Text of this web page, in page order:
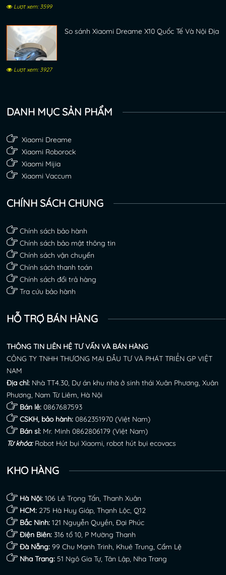
Lượt xem: 3599
So sánh Xiaomi Dreame X10 Quốc Tế Và Nội Địa
Lượt xem: 3927
DANH MỤC SẢN PHẨM
Xiaomi Dreame
Xiaomi Roborock
Xiaomi Mijia
Xiaomi Vaccum
CHÍNH SÁCH CHUNG
Chính sách bảo hành
Chính sách bảo mật thông tin
Chính sách vận chuyển
Chính sách thanh toán
Chính sách đổi trả hàng
Tra cứu bảo hành
HỖ TRỢ BÁN HÀNG
THÔNG TIN LIÊN HỆ TƯ VẤN VÀ BÁN HÀNG
CÔNG TY TNHH THƯƠNG MẠI ĐẦU TƯ VÀ PHÁT TRIỂN GP VIỆT
NAM
Địa chỉ: Nhà TT4.30, Dự án khu nhà ở sinh thái Xuân Phương, Xuân
Phương, Nam Từ Liêm, Hà Nội
Bán lẻ:0867687593
CSKH, bảo hành:0862351970 (Việt Nam)
Bán sỉ: Mr. Minh0862806179 (Việt Nam)
Từ khóa: Robot Hút bụi Xiaomi, robot hút bụi ecovacs
KHO HÀNG
Hà Nội:106 Lê Trọng Tấn, Thanh Xuân
HCM: 275 Hà Huy Giáp, Thạnh Lộc, Q12
Bắc Ninh:121 Nguyễn Quyền, Đại Phúc
Điện Biên:316 tổ 10, P Mường Thanh
Đà Nẵng: 99 Chu Mạnh Trinh, Khuê Trung, Cẩm Lệ
Nha Trang: 51 Ngô Gia Tự, Tân Lập, Nha Trang